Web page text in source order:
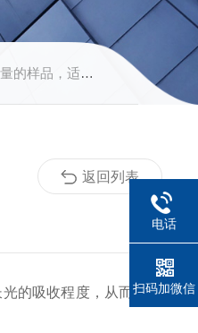
，适合痕量分析
的吸收程度，从而确定
返回列表
电话
扫码加微信